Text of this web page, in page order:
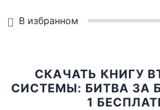
В избранном
СКАЧАТЬ КНИГУ
СИСТЕМЫ: БИТВА ЗА
1